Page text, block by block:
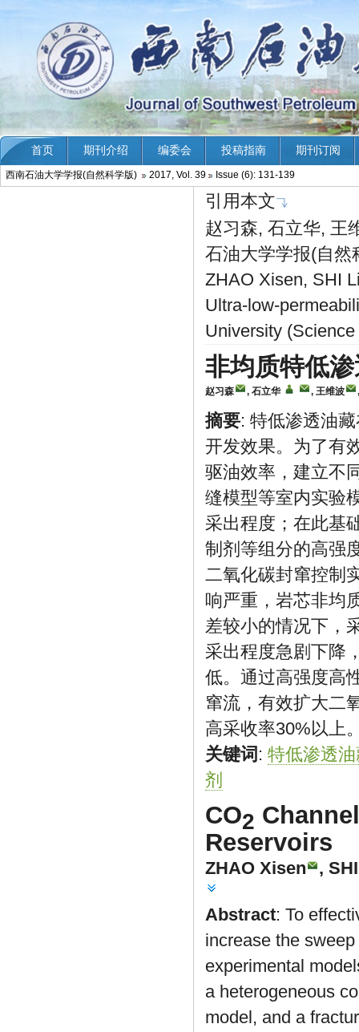
西南石油大学学报(自然科学版) 2017, Vol. 39 Issue (6): 131-139
引用本文
赵习森, 石立华, 王
石油大学学报(自然
ZHAO Xisen, SHI
Ultra-low-
University
非均质特低
赵习森 , 石立华 , 王维波
摘要: 特低渗透油
开发效果。为了有
驱油效率，建立不
缝模型等室内实验
采出程度；在此基
制剂等组分的高强
二氧化碳封窜控制
响严重，岩芯非均
差较小的情况下，
采出程度急剧下降
低。通过高强度高
窜流，有效扩大二
高采收率30%以上
关键词 : 特低渗透
剂
CO2
Reservoirs
ZHAO Xisen ,
Abstract: To
increase the
experimental
a heterogeneous
model, and a